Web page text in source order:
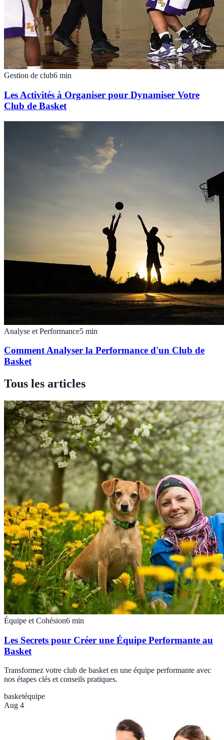
Gestion de club6 min
Les Activités à Organiser pour Dynamiser Votre
Club de Basket
Analyse et Performance5 min
Comment Analyser la Performance d'un Club de
Basket
Tous les articles
Équipe et Cohésion6 min
Les Secrets pour Créer une Équipe Performante au
Basket
Transformez votre club de basket en une équipe performante avec
nos étapes clés et conseils pratiques.
basketéquipe
Aug 4